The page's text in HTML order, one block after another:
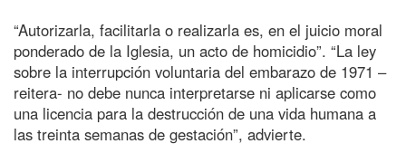
“Autorizarla, facilitarla o realizarla es, en el juicio moral
ponderado de la Iglesia, un acto de homicidio”. “La ley
sobre la interrupción voluntaria del embarazo de 1971 –
reitera- no debe nunca interpretarse ni aplicarse como
una licencia para la destrucción de una vida humana a
las treinta semanas de gestación”, advierte.